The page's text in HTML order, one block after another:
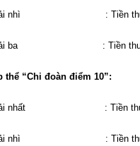
nhì : Tiền
ba : Tiền
thể “Chi đoàn điểm 10”:
nhất : Tiền
nhì : Tiền